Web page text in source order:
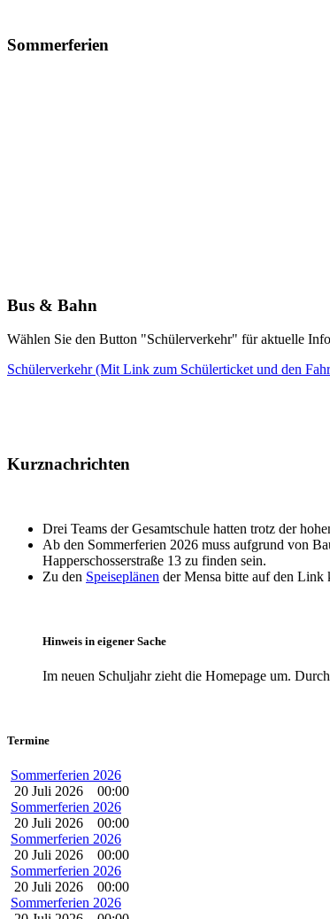
Sommerferien
Bus & Bahn
Wählen Sie den Button "Schülerverkehr" für aktuelle
Schülerverkehr (Mit Link zum Schülerticket und den
Kurznachrichten
Drei Teams der Gesamtschule hatten trotz der
Ab den Sommerferien 2026 muss aufgrund von
Happerschosserstraße 13 zu finden sein.
Zu den Speiseplänen der Mensa bitte auf den Link
Hinweis in eigener Sache
Im neuen Schuljahr zieht die Homepage um.
Termine
Sommerferien 2026
20 Juli 2026
00:00
Sommerferien 2026
20 Juli 2026
00:00
Sommerferien 2026
20 Juli 2026
00:00
Sommerferien 2026
20 Juli 2026
00:00
Sommerferien 2026